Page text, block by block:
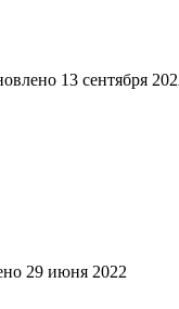
13 сентября
29 июня 2022